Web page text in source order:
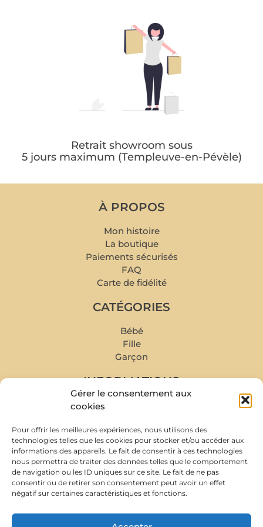
Gérer le consentement aux
cookies
Pour offrir les meilleures expériences, nous utilisons des
technologies telles que les cookies pour stocker et/ou accéder aux
informations des appareils. Le fait de consentir à ces technologies
nous permettra de traiter des données telles que le comportement
de navigation ou les ID uniques sur ce site. Le fait de ne pas
consentir ou de retirer son consentement peut avoir un effet
négatif sur certaines caractéristiques et fonctions.
Retrait showroom sous
5 jours maximum (Templeuve-en-Pévèle)
À PROPOS
Mon histoire
La boutique
Paiements sécurisés
FAQ
Carte de fidélité
CATÉGORIES
Bébé
Fille
Garçon
INFORMATIONS
Mon compte
Livraison et retour
Prise de rendez-vous
Conditions de rachat
À PROPOS